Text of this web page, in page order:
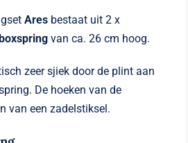
Ares bestaat uit 2 x
van ca. 26 cm hoog.
zeer sjiek door de plint aan
De hoeken van de
van een zadelstiksel.